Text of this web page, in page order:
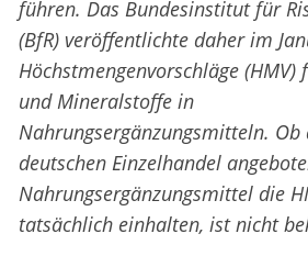
führen. Das Bundesinstitut für
(BfR) veröffentlichte daher im
Höchstmengenvorschläge
und Mineralstoffe in
Nahrungsergänzungsmitteln. Ob
deutschen Einzelhandel
Nahrungsergänzungsmittel die
tatsächlich einhalten, ist nicht